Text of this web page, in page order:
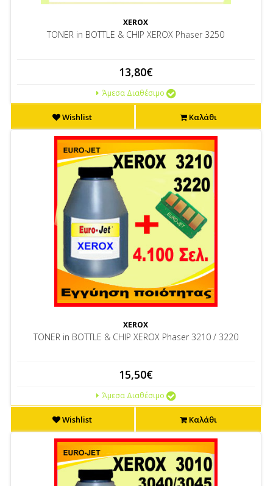
XEROX
TONER in BOTTLE & CHIP XEROX Phaser 3250
13,80€
Άμεσα Διαθέσιμο
Wishlist Καλάθι
XEROX
TONER in BOTTLE & CHIP XEROX Phaser 3210 / 3220
15,50€
Άμεσα Διαθέσιμο
Wishlist Καλάθι